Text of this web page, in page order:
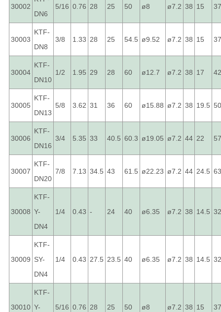
30002
DN6
5/16 0.76 28 25 50 ø8 ø7.2 38 15
30003
KTF-
DN8
3/8 1.33 28 25 54.5 ø9.52 ø7.2 38 15
30004
KTF-
DN10
1/2 1.95 29 28 60 ø12.7 ø7.2 38 17
30005
KTF-
DN13
5/8 3.62 31 36 60 ø15.88 ø7.2 38 19.5 50
30006
KTF-
DN16
3/4 5.35 33 40.5 60.3 ø19.05 ø7.2 44 22 57
30007
KTF-
DN20
7/8 7.13 34.5 43 61.5 ø22.23 ø7.2 44 24.5
30008
KTF-
Y-
DN4
1/4 0.43 - 24 40 ø6.35 ø7.2 38 14.5 32
30009
KTF-
SY-
DN4
1/4 0.43 27.5 23.5 40 ø6.35 ø7.2 38 14.5 32
30010
KTF-
Y-
5/16 0.76 28 25 50 ø8 ø7.2 38 15